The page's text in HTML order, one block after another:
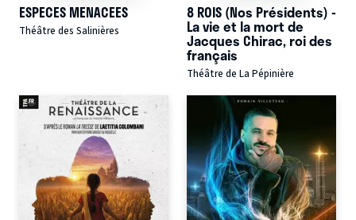
ESPECES MENACEES
Théâtre des Salinières
8 ROIS (Nos Présidents) -
La vie et la mort de
Jacques Chirac, roi des
français
Théâtre de La Pépinière